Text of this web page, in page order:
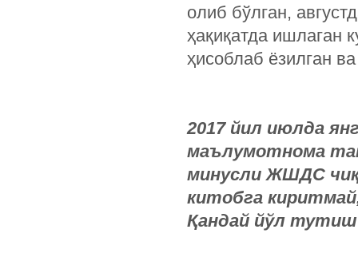
олиб бўлган,
ҳақиқатда ишлаган
ҳисоблаб ёзилган
2017 йил июлда
маълумотнома
минусли ЖШДС
китобга
Қандай йўл